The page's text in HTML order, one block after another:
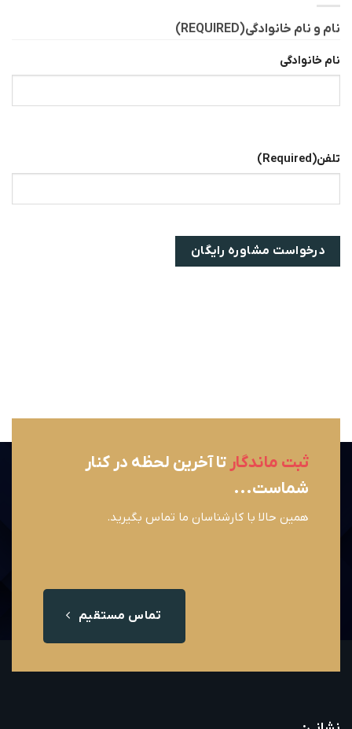
نام و نام خانوادگی(REQUIRED)
نام خانوادگی
تلفن(Required)
ثبت ماندگار تا آخرین لحظه در کنار
شماست...
همین حالا با کارشناسان ما تماس بگیرید.
تماس مستقیم